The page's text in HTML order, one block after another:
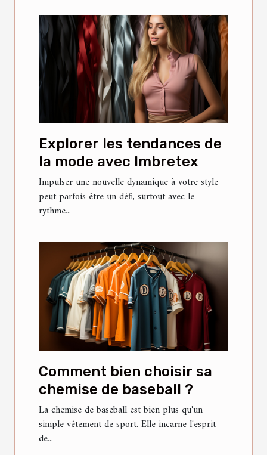
Explorer les tendances de
la mode avec Imbretex
Impulser une nouvelle dynamique à votre style
peut parfois être un défi, surtout avec le
rythme...
Comment bien choisir sa
chemise de baseball ?
La chemise de baseball est bien plus qu'un
simple vêtement de sport. Elle incarne l'esprit
de...